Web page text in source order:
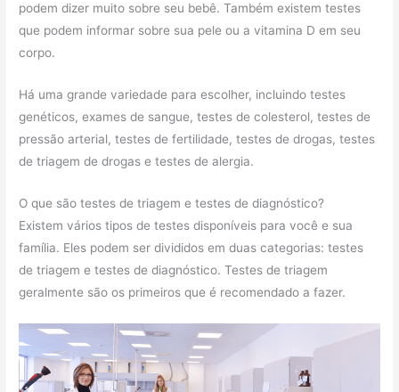
podem dizer muito sobre seu bebê. Também existem testes
que podem informar sobre sua pele ou a vitamina D em seu
corpo.
Há uma grande variedade para escolher, incluindo testes
genéticos, exames de sangue, testes de colesterol, testes de
pressão arterial, testes de fertilidade, testes de drogas, testes
de triagem de drogas e testes de alergia.
O que são testes de triagem e testes de diagnóstico?
Existem vários tipos de testes disponíveis para você e sua
família. Eles podem ser divididos em duas categorias: testes
de triagem e testes de diagnóstico. Testes de triagem
geralmente são os primeiros que é recomendado a fazer.